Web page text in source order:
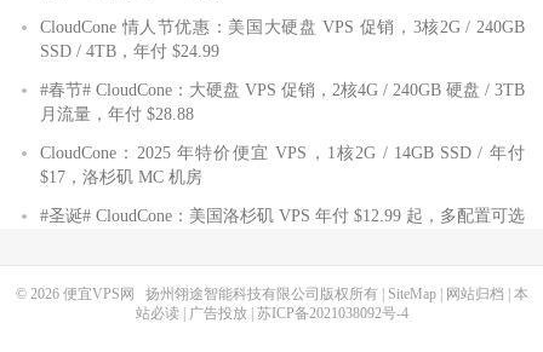
CloudCone 情人节优惠：美国大硬盘 VPS 促销，3核2G / 240GB
SSD / 4TB，年付 $24.99
#春节# CloudCone：大硬盘 VPS 促销，2核4G / 240GB 硬盘 / 3TB
月流量，年付 $28.88
CloudCone：2025 年特价便宜 VPS，1核2G / 14GB SSD / 年付
$17，洛杉矶 MC 机房
#圣诞# CloudCone：美国洛杉矶 VPS 年付 $12.99 起，多配置可选
© 2026 便宜VPS网 扬州翎途智能科技有限公司版权所有 | SiteMap| 网站归档
本
站必读
广告投放| 苏ICP备2021038092号-4